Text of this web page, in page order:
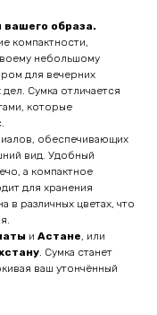
вашего образа.
компактности,
небольшому
для вечерних
Сумка отличается
которые
обеспечивающих
вид. Удобный
а компактное
для хранения
в различных цветах, что
и Астане, или
. Сумка станет
ваш утончённый